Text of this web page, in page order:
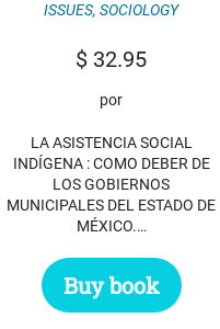
ISSUES,SOCIOLOGY
$ 32.95
por
LA ASISTENCIA SOCIAL
INDÍGENA : COMO DEBER DE
LOS GOBIERNOS
MUNICIPALES DEL ESTADO DE
MÉXICO.…
Buy book